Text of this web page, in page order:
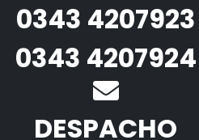
0343 4207923
0343 4207924
DESPACHO